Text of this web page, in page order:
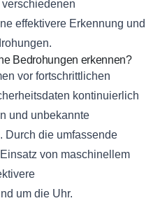
effektivere Erkennung und
Bedrohungen erkennen?
vor fortschrittlichen
kontinuierlich
und unbekannte
Durch die umfassende
von maschinellem
um die Uhr.